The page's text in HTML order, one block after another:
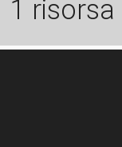
1 risorsa